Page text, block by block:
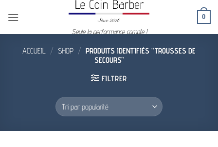
Seule la performance compte !
0
ACCUEIL / SHOP / PRODUITS IDENTIFIÉS “TROUSSES DE
SECOURS”
FILTRER